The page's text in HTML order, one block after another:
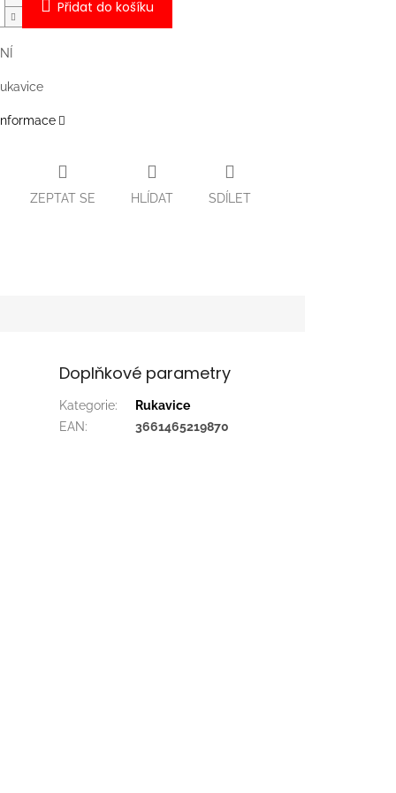
Přidat do košíku
ZEPTAT SE HLÍDAT SDÍLET
Doplňkové parametry
Kategorie:
Rukavice
EAN: 3661465219870